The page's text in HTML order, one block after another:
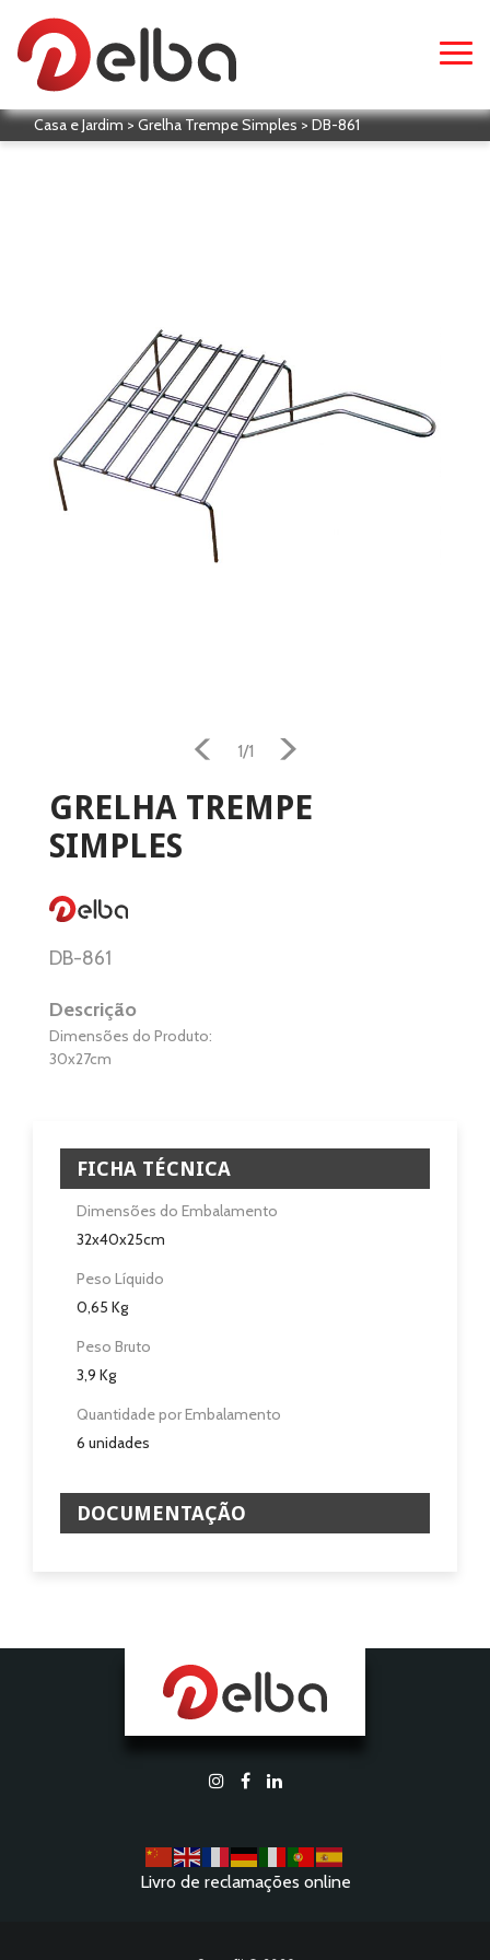
Aquecimento
Salamandra
Blog
Assistência Técnica
Casa e Jardim > Grelha Trempe Simples > DB-861
1/1
GRELHA TREMPE
SIMPLES
DB-861
Descrição
Dimensões do Produto:
30x27cm
FICHA TÉCNICA
Dimensões do Embalamento
32x40x25cm
Peso Líquido
0,65 Kg
Peso Bruto
3,9 Kg
Quantidade por Embalamento
6 unidades
DOCUMENTAÇÃO
Livro de reclamações online